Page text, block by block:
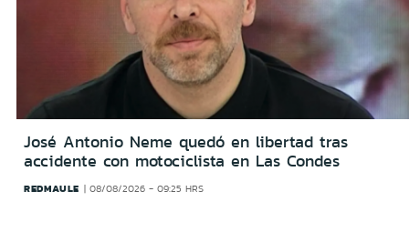
José Antonio Neme quedó en libertad tras
accidente con motociclista en Las Condes
REDMAULE 08/08/2026 - 09:25 HRS